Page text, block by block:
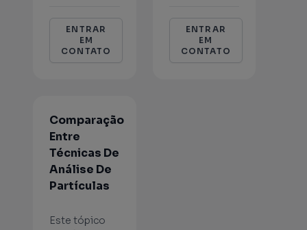
ENTRAR
EM
CONTATO
ENTRAR
EM
CONTATO
Comparação
Entre
Técnicas De
Análise De
Partículas
Este tópico